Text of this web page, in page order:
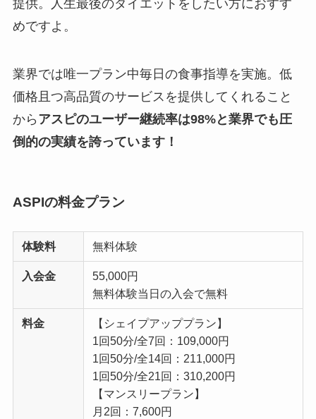
提供。人生最後のダイエットをしたい方におすす
めですよ。
業界では唯一プラン中毎日の食事指導を実施。低
価格且つ高品質のサービスを提供してくれること
から アスピのユーザー継続率は98%と業界でも圧
倒的の実績を誇っています！
ASPIの料金プラン
体験料 無料体験
入会金
55,000円
無料体験当日の入会で無料
料金
【シェイプアッププラン】
1回50分/全7回：109,000円
1回50分/全14回：211,000円
1回50分/全21回：310,200円
【マンスリープラン】
月2回：7,600円